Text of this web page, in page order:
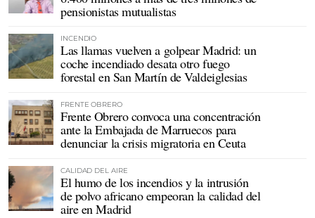
pensionistas mutualistas
INCENDIO
Las llamas vuelven a golpear Madrid: un
coche incendiado desata otro fuego
forestal en San Martín de Valdeiglesias
FRENTE OBRERO
Frente Obrero convoca una concentración
ante la Embajada de Marruecos para
denunciar la crisis migratoria en Ceuta
CALIDAD DEL AIRE
El humo de los incendios y la intrusión
de polvo africano empeoran la calidad del
aire en Madrid